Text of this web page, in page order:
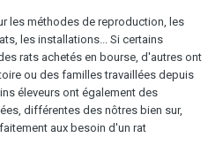
les méthodes de reproduction, les
les installations... Si certains
rats achetés en bourse, d'autres ont
ou des familles travaillées depuis
éleveurs ont également des
différentes des nôtres bien sur,
aux besoin d'un rat